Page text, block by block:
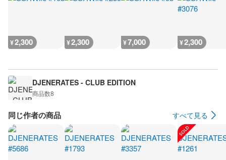
¥2,300 ¥2,300 ¥7,000 ¥2,300
DJENERATES - CLUB EDITION
商品数8
同じ作者の商品 すべて見る